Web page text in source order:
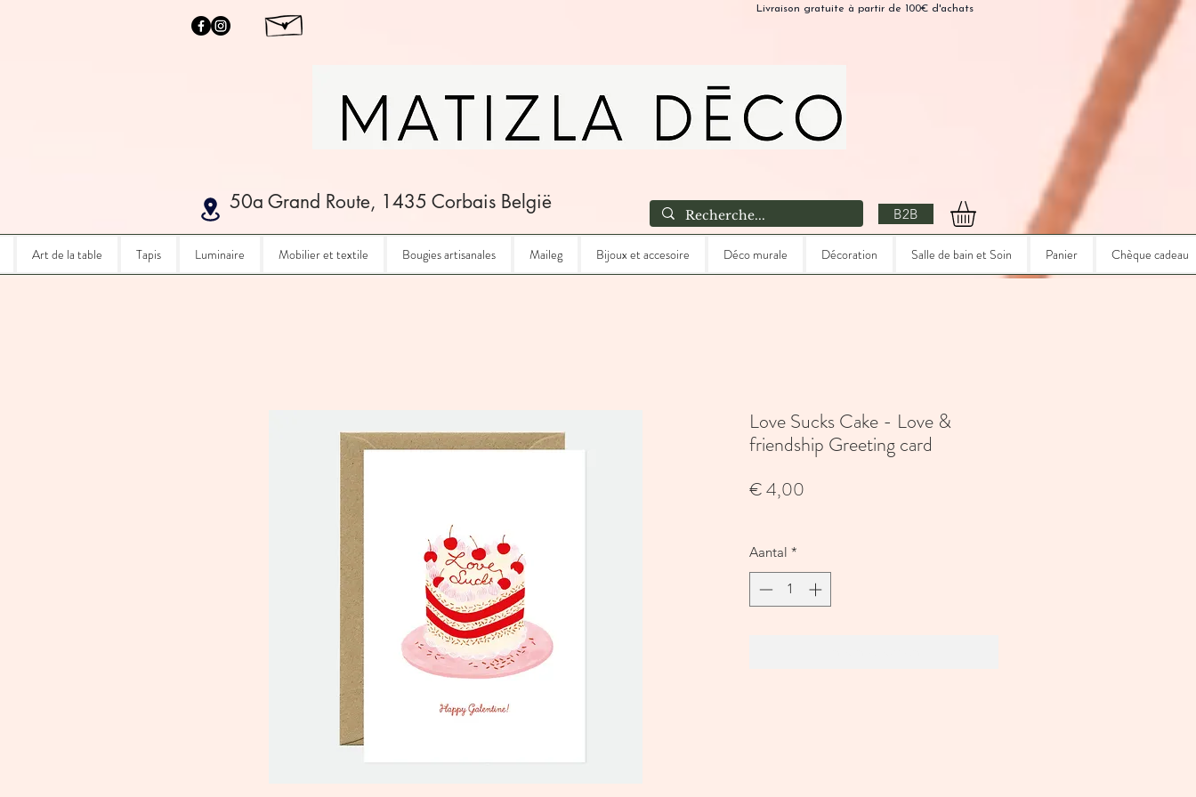
Livraison gratuite à partir de 100€ d'achats
50a Grand Route, 1435 Corbais België
B2B
Art de la table Tapis Luminaire Mobilier et textile Bougies artisanales Maileg Bijoux et accesoire Déco murale Décoration Salle de bain et Soin Panier Chèque cadeau
Love Sucks Cake - Love &
friendship Greeting card
€ 4,00
Aantal *